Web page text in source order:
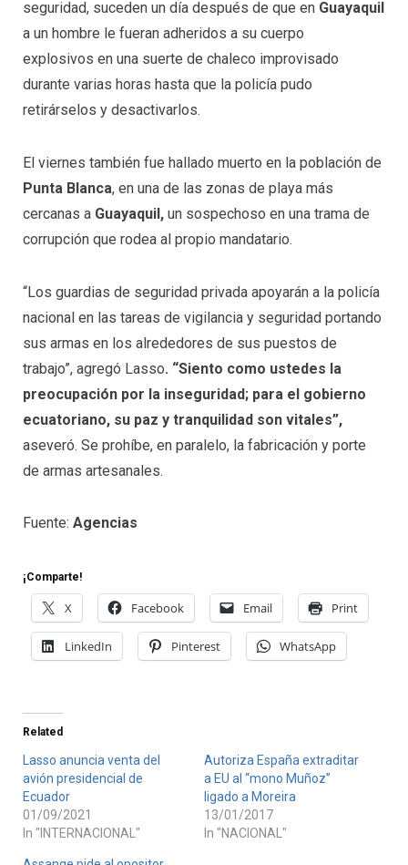
seguridad, suceden un día después de que en Guayaquil
a un hombre le fueran adheridos a su cuerpo
explosivos en una suerte de chaleco improvisado
durante varias horas hasta que la policía pudo
retirárselos y desactivarlos.
El viernes también fue hallado muerto en la población de
Punta Blanca, en una de las zonas de playa más
cercanas a Guayaquil, un sospechoso en una trama de
corrupción que rodea al propio mandatario.
“Los guardias de seguridad privada apoyarán a la policía
nacional en las tareas de vigilancia y seguridad portando
sus armas en los alrededores de sus puestos de
trabajo”, agregó Lasso. “Siento como ustedes la
preocupación por la inseguridad; para el gobierno
ecuatoriano, su paz y tranquilidad son vitales”,
aseveró. Se prohíbe, en paralelo, la fabricación y porte
de armas artesanales.
Fuente: Agencias
¡Comparte!
X Facebook Email Print
LinkedIn Pinterest WhatsApp
Related
Lasso anuncia venta del
avión presidencial de
Ecuador
01/09/2021
In "INTERNACIONAL"
Autoriza España extraditar
a EU al “mono Muñoz”
ligado a Moreira
13/01/2017
In "NACIONAL"